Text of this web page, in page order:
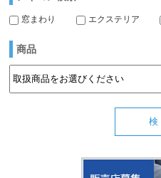
窓まわり エクステリア
商品